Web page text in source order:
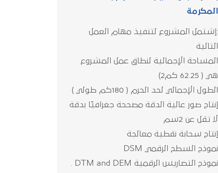
المكرمة
:إشتمل المشروع لتنفيذ مهام العمل
التالية
المساحة الإجمالية لنطاق عمل المشروع
هي ( 62.25 كم2)
الطول الإجمالي لحد الحرم ( 180كم طولي )
إنتاج صور عالية الدقة مصححة جغرافيًا بدقة
لا تقل عن 2سم
إنتاج سحابة نقطية معالجة
نموذج السطح الرقمي DSM
نموذج التضاريس الرقمية DTM and DEM .